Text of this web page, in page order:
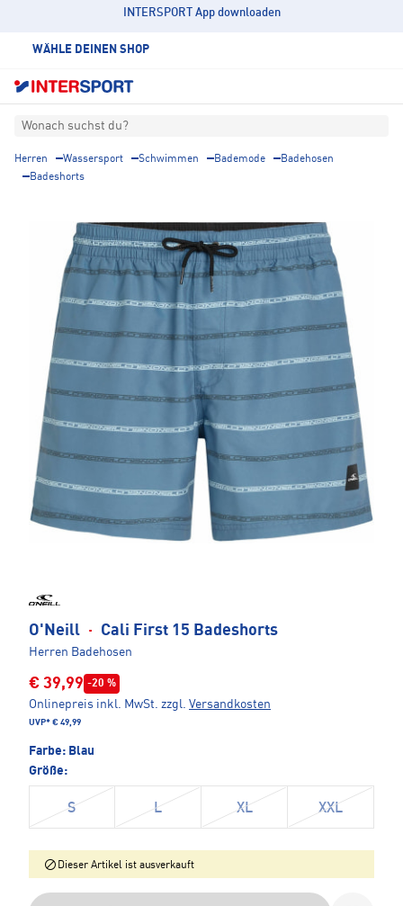
INTERSPORT App downloaden
WÄHLE DEINEN SHOP
Wonach suchst du?
Herren Wassersport Schwimmen Bademode
Badehosen
Badeshorts
O'Neill · Cali First 15 Badeshorts
Herren Badehosen
€ 39,99 -20 %
Onlinepreis inkl. MwSt. zzgl. Versandkosten
UVP* € 49,99
Farbe: Blau
Größe:
S L XL XXL
Dieser Artikel ist ausverkauft